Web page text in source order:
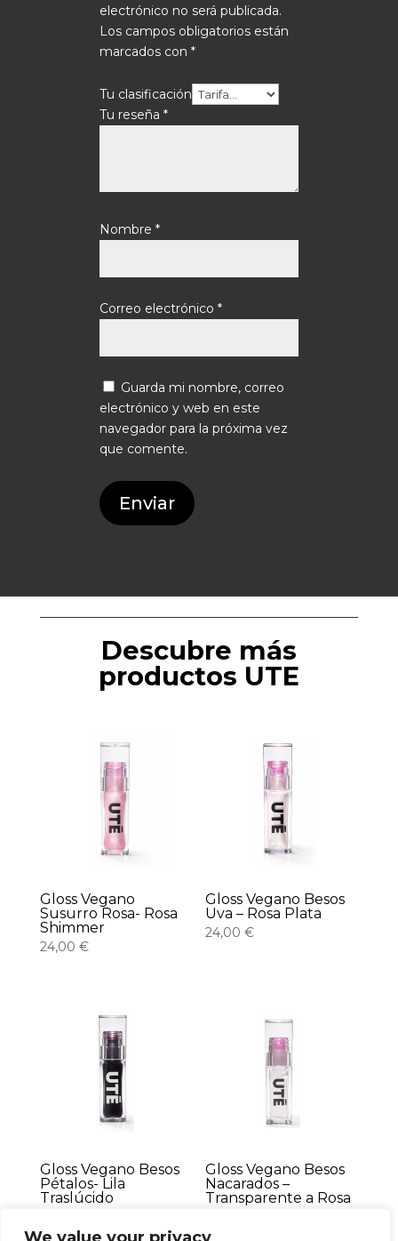
electrónico no será publicada.
Los campos obligatorios están
marcados con *
Tu clasificación
Tu reseña *
Nombre *
Correo electrónico *
Guarda mi nombre, correo
electrónico y web en este
navegador para la próxima vez
que comente.
Enviar
Descubre más
productos UTE
Gloss Vegano
Susurro Rosa- Rosa
Shimmer
24,00 €
Gloss Vegano Besos
Uva – Rosa Plata
24,00€
Gloss Vegano Besos
Pétalos- Lila
Traslúcido
Gloss Vegano Besos
Nacarados –
Transparente a Rosa